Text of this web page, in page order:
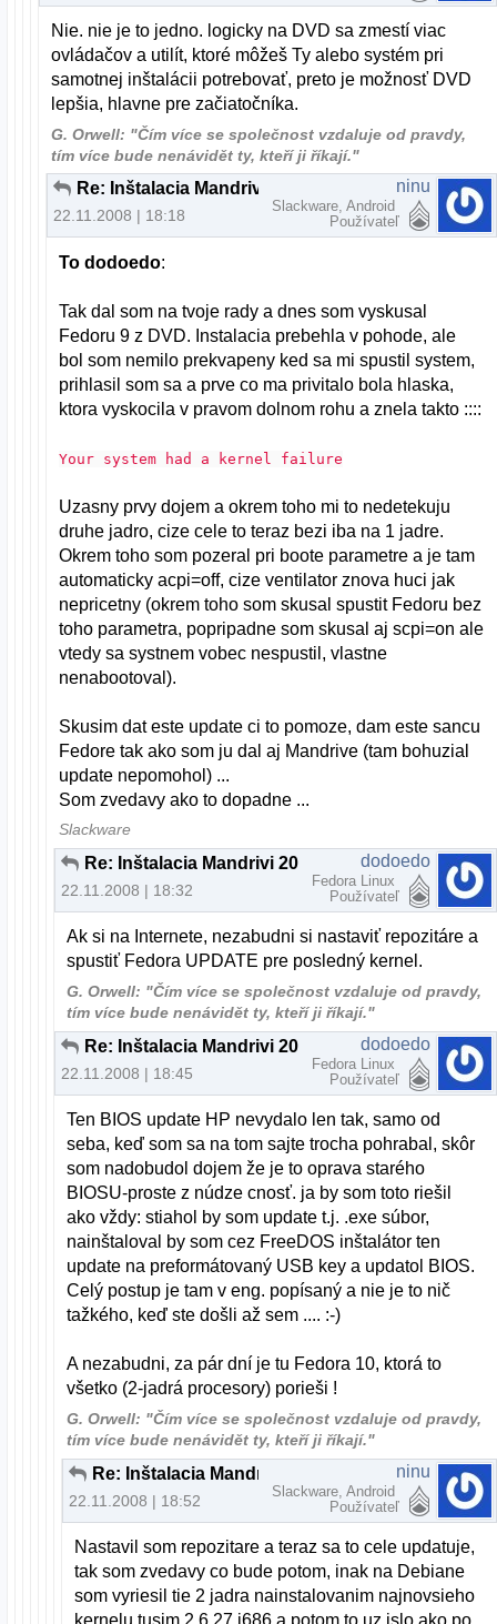
Nie. nie je to jedno. logicky na DVD sa zmestí viac
ovládačov a utilít, ktoré môžeš Ty alebo systém pri
samotnej inštalácii potrebovať, preto je možnosť DVD
lepšia, hlavne pre začiatočníka.
G. Orwell: "Čím více se společnost vzdaluje od pravdy,
tím více bude nenávidět ty, kteří ji říkají."
22.11.2008 | 18:18
ninu
Slackware, Android
Používateľ
To dodoedo:
Tak dal som na tvoje rady a dnes som vyskusal
Fedoru 9 z DVD. Instalacia prebehla v pohode, ale
bol som nemilo prekvapeny ked sa mi spustil system,
prihlasil som sa a prve co ma privitalo bola hlaska,
ktora vyskocila v pravom dolnom rohu a znela takto ::::
Your system had a kernel failure
Uzasny prvy dojem a okrem toho mi to nedetekuju
druhe jadro, cize cele to teraz bezi iba na 1 jadre.
Okrem toho som pozeral pri boote parametre a je tam
automaticky acpi=off, cize ventilator znova huci jak
nepricetny (okrem toho som skusal spustit Fedoru bez
toho parametra, popripadne som skusal aj scpi=on ale
vtedy sa systnem vobec nespustil, vlastne
nenabootoval).
Skusim dat este update ci to pomoze, dam este sancu
Fedore tak ako som ju dal aj Mandrive (tam bohuzial
update nepomohol) ...
Som zvedavy ako to dopadne ...
Slackware
22.11.2008 | 18:32
dodoedo
Fedora Linux
Používateľ
Ak si na Internete, nezabudni si nastaviť repozitáre a
spustiť Fedora UPDATE pre posledný kernel.
G. Orwell: "Čím více se společnost vzdaluje od pravdy,
tím více bude nenávidět ty, kteří ji říkají."
22.11.2008 | 18:45
dodoedo
Fedora Linux
Používateľ
Ten BIOS update HP nevydalo len tak, samo od
seba, keď som sa na tom sajte trocha pohrabal, skôr
som nadobudol dojem že je to oprava starého
BIOSU-proste z núdze cnosť. ja by som toto riešil
ako vždy: stiahol by som update t.j. .exe súbor,
nainštaloval by som cez FreeDOS inštalátor ten
update na preformátovaný USB key a updatol BIOS.
Celý postup je tam v eng. popísaný a nie je to nič
tažkého, keď ste došli až sem .... :-)
A nezabudni, za pár dní je tu Fedora 10, ktorá to
všetko (2-jadrá procesory) porieši !
G. Orwell: "Čím více se společnost vzdaluje od pravdy,
tím více bude nenávidět ty, kteří ji říkají."
22.11.2008 | 18:52
ninu
Slackware, Android
Používateľ
Nastavil som repozitare a teraz sa to cele updatuje,
tak som zvedavy co bude potom, inak na Debiane
som vyriesil tie 2 jadra nainstalovanim najnovsieho
kernelu tusim 2.6.27 i686 a potom to uz islo ako po